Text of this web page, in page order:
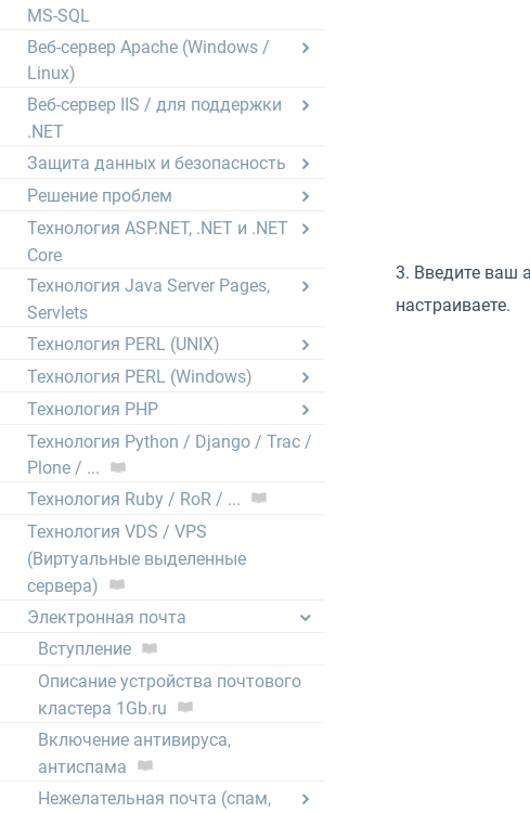
MS-SQL
Веб-сервер Apache (Windows /
Linux)
Веб-сервер IIS / для поддержки
.NET
Защита данных и безопасность
Решение проблем
Технология ASP.NET, .NET и .NET
Core
Технология Java Server Pages,
Servlets
Технология PERL (UNIX)
Технология PERL (Windows)
Технология PHP
Технология Python / Django / Trac /
Plone / ...
Технология Ruby / RoR / ...
Технология VDS / VPS
(Виртуальные выделенные
сервера)
Электронная почта
Вступление
Описание устройства почтового
кластера 1Gb.ru
Включение антивируса,
антиспама
Нежелательная почта (спам,
3. Введите ваш
настраиваете.